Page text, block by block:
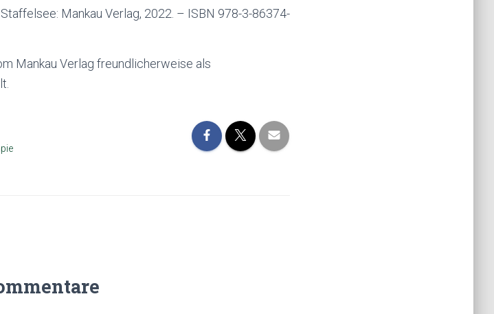
Mankau Verlag, 2022. – ISBN 978-3-86374-
Mankau Verlag freundlicherweise als